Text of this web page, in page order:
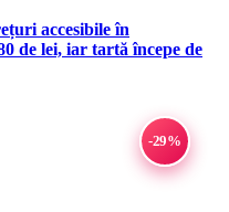
accesibile în
de lei, iar tartă începe de
-29%